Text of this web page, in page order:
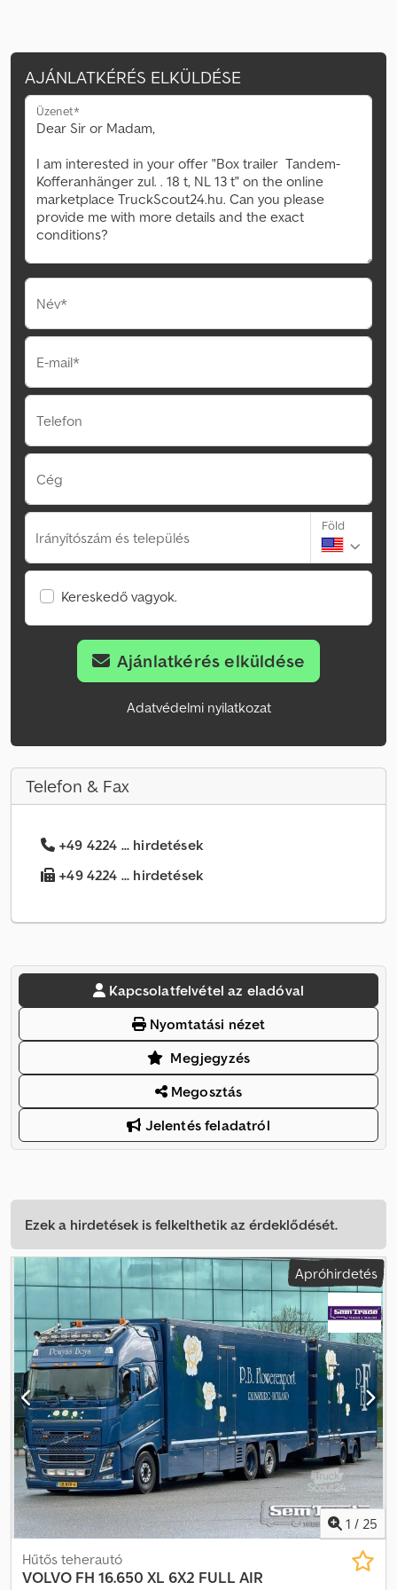
AJÁNLATKÉRÉS ELKÜLDÉSE
Üzenet*
Név*
E-mail*
Telefon
Cég
Irányítószám és település
Föld
Kereskedő vagyok.
Ajánlatkérés elküldése
Adatvédelmi nyilatkozat
Telefon & Fax
+49 4224 ... hirdetések
+49 4224 ... hirdetések
Kapcsolatfelvétel az eladóval
Nyomtatási nézet
Megjegyzés
Megosztás
Jelentés feladatról
Ezek a hirdetések is felkelthetik az érdeklődését.
Apróhirdetés
1 / 25
Hűtős teherautó
VOLVO FH 16.650 XL 6X2 FULL AIR